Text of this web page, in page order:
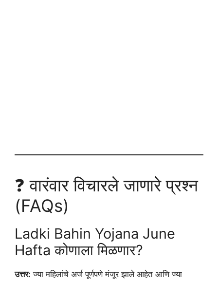
❓ वारंवार विचारले जाणारे प्रश्न
(FAQs)
Ladki Bahin Yojana June
Hafta कोणाला मिळणार?
उत्तर: ज्या महिलांचे अर्ज पूर्णपणे मंजूर झाले आहेत आणि ज्या